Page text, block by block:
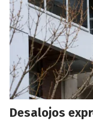
Desalojos